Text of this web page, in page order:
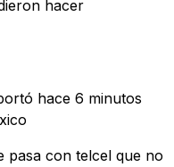
hacer
hace 6 minutos
pasa con telcel que no